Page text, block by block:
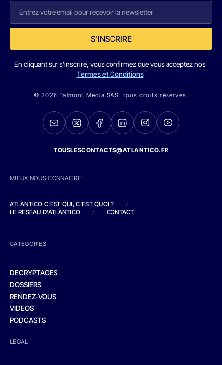
S'INSCRIRE
En cliquant sur s'inscrire, vous confirmez que vous acceptez nos
Termes et Conditions
© 2026 Talmont Media SAS. tous droits réservés.
TOUSLESCONTACTS@ATLANTICO.FR
MIEUX NOUS CONNAITRE
ATLANTICO C'EST QUI, C'EST QUOI ?
/
LE RESEAU D'ATLANTICO
/ CONTACT
CATEGORIES
DECRYPTAGES
DOSSIERS
RENDEZ-VOUS
VIDEOS
PODCASTS
LEGAL